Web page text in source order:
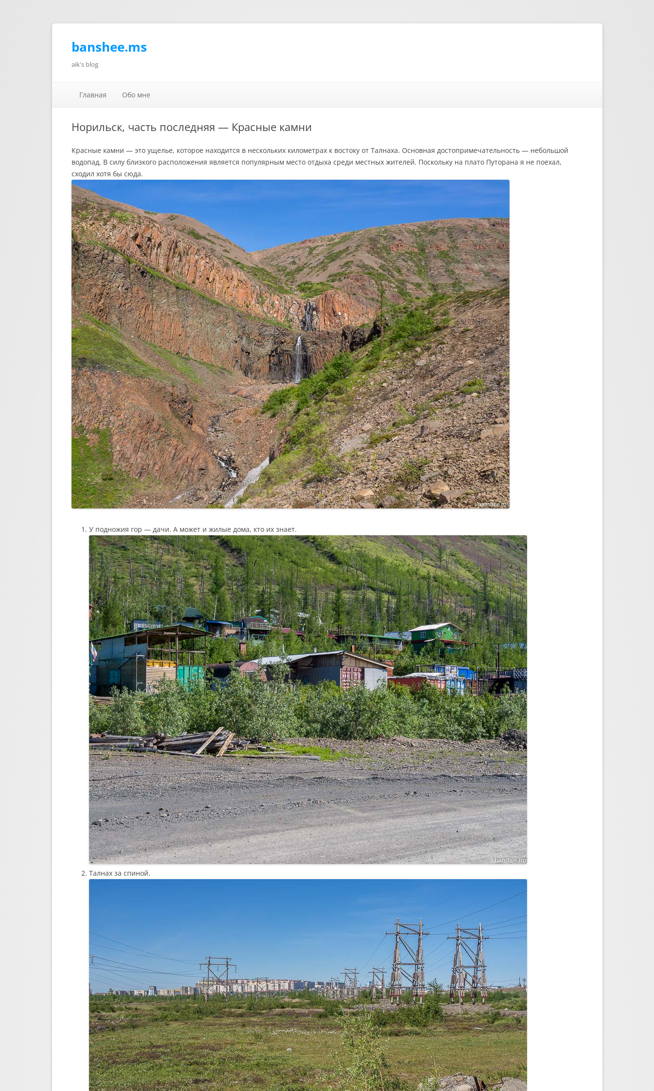
banshee.ms
aik's blog
Главная
Обо мне
Норильск, часть последняя — Красные камни
Красные камни — это ущелье, которое находится в нескольких километрах к востоку от Талнаха. Основная достопримечательность — небольшой
водопад. В силу близкого расположения является популярным место отдыха среди местных жителей. Поскольку на плато Путорана я не поехал,
сходил хотя бы сюда.
У подножия гор — дачи. А может и жилые дома, кто их знает.
Талнах за спиной.